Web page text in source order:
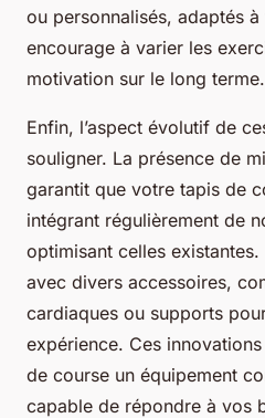
ou personnalisés, adaptés
encourage à varier les
motivation sur le long terme.
Enfin, l’aspect évolutif de
souligner. La présence de
garantit que votre tapis de
intégrant régulièrement de
optimisant celles
avec divers accessoires,
cardiaques ou supports
expérience. Ces
de course un équipement
capable de répondre à vos